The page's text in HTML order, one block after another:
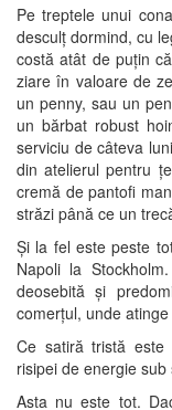
Pe treptele unui
desculț dormind, cu
costă atât de puțin
ziare în valoare de
un penny, sau un
un bărbat robust
serviciu de câteva
din atelierul pentru
cremă de pantofi
străzi până ce un
Și la fel este peste
Napoli la
deosebită și
comerțul, unde
Ce satiră tristă este
risipei de energie
Asta nu este tot.